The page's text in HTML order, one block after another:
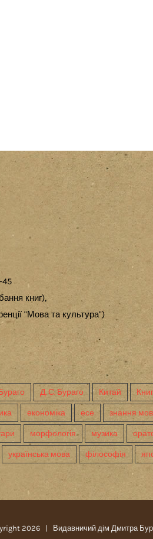
45
книг),
"Мова та культура")
Д. С. Бураго Китай
економіка есе знання
морфологія музика
українська мова філософія
2026 | Видавничий дім Дмитра